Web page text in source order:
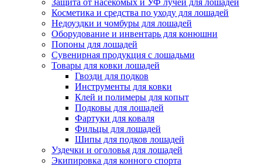
Защита от насекомых и УФ лучей для лошадей
Косметика и средства по уходу для лошадей
Недоуздки и чомбуры для лошадей
Оборудование и инвентарь для конюшни
Попоны для лошадей
Сувенирная продукция с лошадьми
Товары для ковки лошадей
Гвозди для подков
Инструменты для ковки
Клей и полимеры для копыт
Подковы для лошадей
Фартуки для коваля
Фильцы для лошадей
Шипы для подков лошадей
Уздечки и оголовья для лошадей
Экипировка для конного спорта